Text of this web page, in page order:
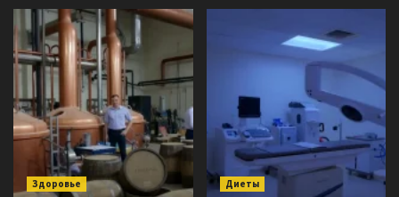
Здоровье Диеты